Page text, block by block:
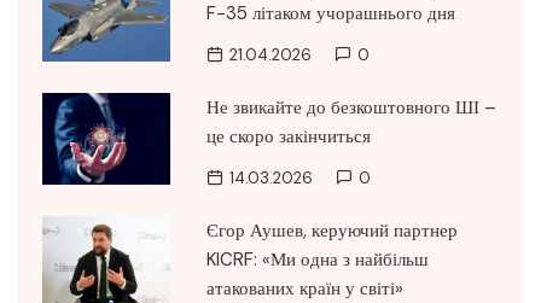
F-35 літаком учорашнього дня
21.04.2026 0
Не звикайте до безкоштовного ШІ –
це скоро закінчиться
14.03.2026 0
Єгор Аушев, керуючий партнер
KICRF: «Ми одна з найбільш
атакованих країн у світі»